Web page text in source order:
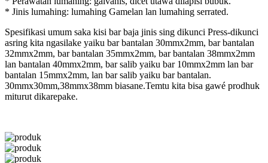
* Jinis lumahing: lumahing Gamelan lan lumahing serrated.
Spesifikasi umum saka kisi bar baja jinis sing dikunci Press-dikunci
asring kita ngasilake yaiku bar bantalan 30mmx2mm, bar bantalan
32mmx2mm, bar bantalan 35mmx2mm, bar bantalan 38mmx2mm
lan bantalan 40mmx2mm, bar salib yaiku bar 10mmx2mm lan bar
bantalan 15mmx2mm, lan bar salib yaiku bar bantalan.
30mmx30mm,38mmx38mm biasane.Temtu kita bisa gawé prodhuk
miturut dikarepake.